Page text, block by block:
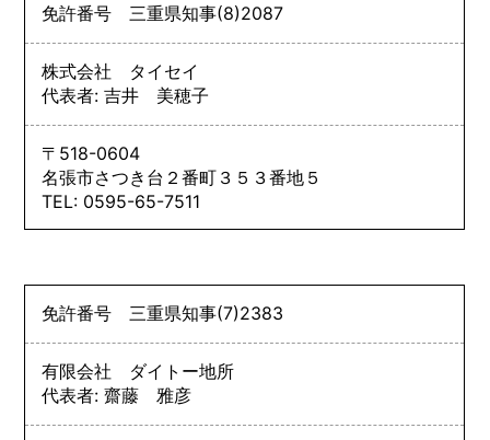
免許番号 三重県知事(8)2087
株式会社 タイセイ
代表者: 吉井 美穂子
〒518-0604
名張市さつき台２番町３５３番地５
TEL: 0595-65-7511
免許番号 三重県知事(7)2383
有限会社 ダイトー地所
代表者: 齋藤 雅彦